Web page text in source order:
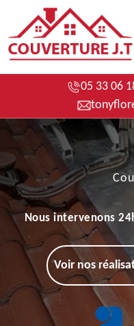
05 33 06
Nous intervenons
Voir nos